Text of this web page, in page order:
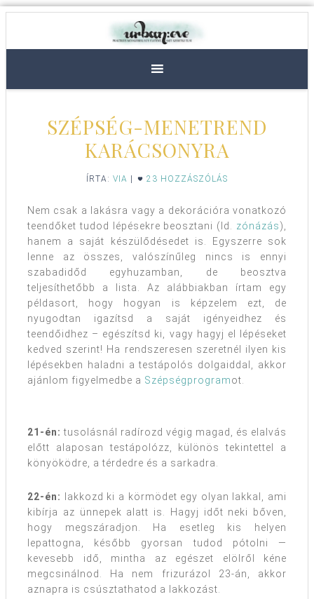
SZÉPSÉG-MENETREND
KARÁCSONYRA
ÍRTA: VIA 23 HOZZÁSZÓLÁS
Nem csak a lakásra vagy a dekorációra vonatkozó
teendőket tudod lépésekre beosztani (ld. zónázás),
hanem a saját készülődésedet is. Egyszerre sok
lenne az összes, valószínűleg nincs is ennyi
szabadidőd egyhuzamban, de beosztva
teljesíthetőbb a lista. Az alábbiakban írtam egy
példasort, hogy hogyan is képzelem ezt, de
nyugodtan igazítsd a saját igényeidhez és
teendőidhez – egészítsd ki, vagy hagyj el lépéseket
kedved szerint! Ha rendszeresen szeretnél ilyen kis
lépésekben haladni a testápolós dolgaiddal, akkor
ajánlom figyelmedbe a Szépségprogramot.
21-én:tusolásnál radírozd végig magad, és elalvás
előtt alaposan testápolózz, különös tekintettel a
könyöködre, a térdedre és a sarkadra.
22-én:
lakkozd ki a körmödet egy olyan lakkal, ami
kibírja az ünnepek alatt is. Hagyj időt neki bőven,
hogy megszáradjon. Ha esetleg kis helyen
lepattogna, később gyorsan tudod pótolni —
kevesebb idő, mintha az egészet elölről kéne
megcsinálnod. Ha nem frizurázol 23-án, akkor
aznapra is csúsztathatod a lakkozást.